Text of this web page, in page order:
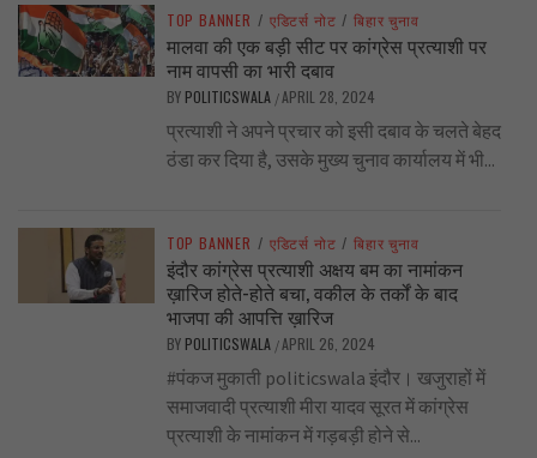
TOP BANNER / एडिटर्स नोट / बिहार चुनाव
मालवा की एक बड़ी सीट पर कांग्रेस प्रत्याशी पर
नाम वापसी का भारी दबाव
BY POLITICSWALA /APRIL 28, 2024
प्रत्याशी ने अपने प्रचार को इसी दबाव के चलते बेहद
ठंडा कर दिया है, उसके मुख्य चुनाव कार्यालय में भी...
TOP BANNER / एडिटर्स नोट / बिहार चुनाव
इंदौर कांग्रेस प्रत्याशी अक्षय बम का नामांकन
ख़ारिज होते-होते बचा, वकील के तर्कों के बाद
भाजपा की आपत्ति ख़ारिज
BY POLITICSWALA /APRIL 26, 2024
#पंकज मुकाती politicswala इंदौर। खजुराहों में
समाजवादी प्रत्याशी मीरा यादव सूरत में कांग्रेस
प्रत्याशी के नामांकन में गड़बड़ी होने से...